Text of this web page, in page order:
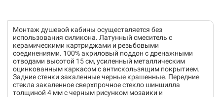
Монтаж душевой кабины осуществляется без
использования силикона. Латунный смеситель с
керамическими картриджами и резьбовыми
соединениями. 100% акриловый поддон с дренажными
отводами высотой 15 см, усиленный металлическим
оцинкованным каркасом с антискользящим покрытием.
Задние стенки закаленные черные крашенные. Передние
стекла закаленное сверхпрочное стекло шиншилла
толщиной 4 мм с черным рисунком мозаики и